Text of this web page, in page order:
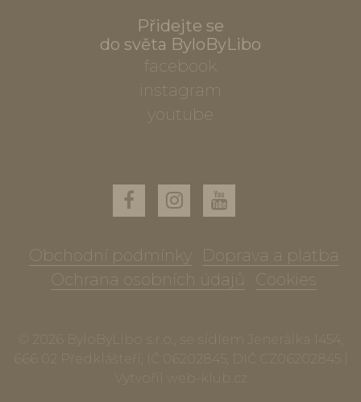
Přidejte se
do světa ByloByLibo
facebook
instagram
youtube
Obchodní podmínky
Doprava a platba
Ochrana osobních údajů
Cookies
© 2026 ByloByLibo s.r.o., se sídlem Jenerálka 1454,
666 02 Předklášteří, IČ 06202845, DIČ CZ06202845 |
Vytvořil